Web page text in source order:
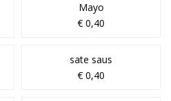
Mayo
€ 0,40
sate saus
€ 0,40